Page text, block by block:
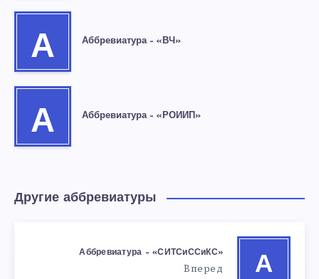
А Аббревиатура – «ВЧ»
А Аббревиатура – «РОИИП»
Другие аббревиатуры
А
Аббревиатура – «СИТСиССиКС»
Вперед